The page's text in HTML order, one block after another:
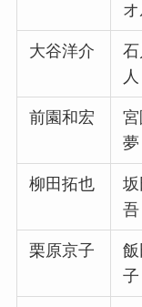
大谷洋介
人
前園和宏
夢
柳田拓也
吾
栗原京子
子